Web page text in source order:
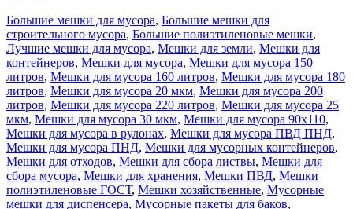
Большие мешки для мусора, Большие мешки для
строительного мусора, Большие полиэтиленовые мешки,
Лучшие мешки для мусора, Мешки для земли, Мешки для
контейнеров, Мешки для мусора, Мешки для мусора 150
литров, Мешки для мусора 160 литров, Мешки для мусора 180
литров, Мешки для мусора 20 мкм, Мешки для мусора 200
литров, Мешки для мусора 220 литров, Мешки для мусора 25
мкм, Мешки для мусора 30 мкм, Мешки для мусора 90х110,
Мешки для мусора в рулонах, Мешки для мусора ПВД ПНД,
Мешки для мусора ПНД, Мешки для мусорных контейнеров,
Мешки для отходов, Мешки для сбора листвы, Мешки для
сбора мусора, Мешки для хранения, Мешки ПВД, Мешки
полиэтиленовые ГОСТ, Мешки хозяйственные, Мусорные
мешки для диспенсера, Мусорные пакеты для баков,